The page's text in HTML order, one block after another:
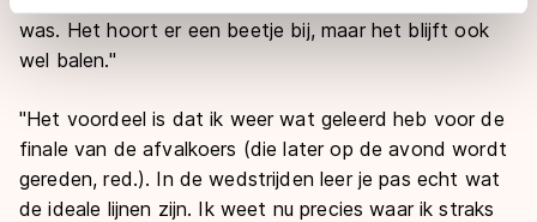
adequaat beschermingsniveau geldt volgens de GDPR.
Door op ‘Toestaan’ te klikken, stemt u in met deze
was. Het hoort er een beetje bij, maar het blijft ook
wel balen."
"Het voordeel is dat ik weer wat geleerd heb voor de
finale van de afvalkoers (die later op de avond wordt
gereden, red.). In de wedstrijden leer je pas echt wat
de ideale lijnen zijn. Ik weet nu precies waar ik straks